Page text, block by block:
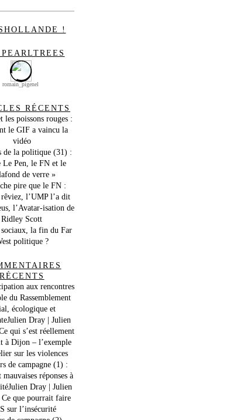
!
romain_pigenel
RÉCENTS
les poissons rouges :
le GIF a vaincu la
vidéo
de la politique (31) :
Le Pen, le FN et le
de verre »
pire que le FN :
l’UMP l’a dit
l’Avatar-isation de
Ridley Scott
sociaux, la fin du Far
politique ?
RÉCENTS
aux rencontres
du Rassemblement
écologique et
Dray | Julien
qui s’est réellement
à Dijon – l’exemple
sur les violences
de campagne (1) :
mauvaises réponses à
Dray | Julien
Ce que pourrait faire
sur l’insécurité